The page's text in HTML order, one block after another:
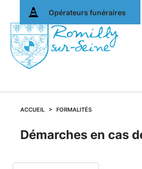
Opérateurs funéraires
ACCUEIL FORMALITÉS
Démarches
en
Démarches en cas